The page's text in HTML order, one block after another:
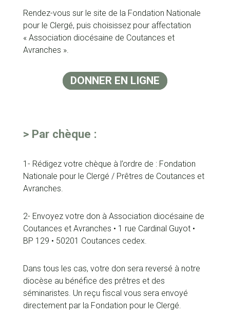
Rendez-vous sur le site de la Fondation Nationale
pour le Clergé, puis choisissez pour affectation
« Association diocésaine de Coutances et
Avranches ».
DONNER EN LIGNE
> Par chèque :
1- Rédigez votre chèque à l’ordre de : Fondation
Nationale pour le Clergé / Prêtres de Coutances et
Avranches.
2- Envoyez votre don à Association diocésaine de
Coutances et Avranches • 1 rue Cardinal Guyot •
BP 129 • 50201 Coutances cedex.
Dans tous les cas, votre don sera reversé à notre
diocèse au bénéfice des prêtres et des
séminaristes. Un reçu fiscal vous sera envoyé
directement par la Fondation pour le Clergé.